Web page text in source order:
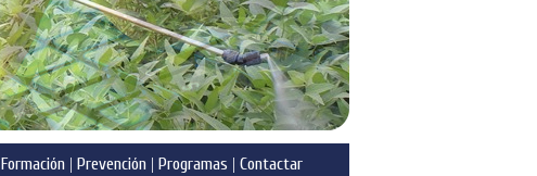
Formación| Prevención| Programas | Contactar